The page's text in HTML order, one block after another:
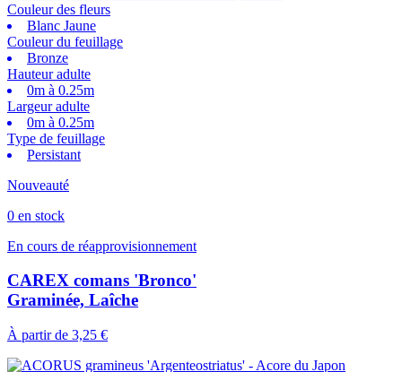
Couleur des fleurs
Blanc Jaune
Couleur du feuillage
Bronze
Hauteur adulte
0m à 0.25m
Largeur adulte
0m à 0.25m
Type de feuillage
Persistant
Nouveauté
0 en stock
En cours de réapprovisionnement
CAREX comans 'Bronco'
Graminée, Laîche
À partir de 3,25 €